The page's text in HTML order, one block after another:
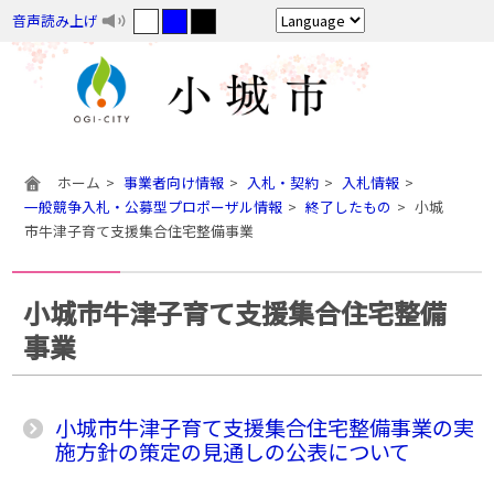
音声読み上げ
ホーム 事業者向け情報 入札・契約
入札情報
一般競争入札・公募型プロポーザル情報
終了したもの
小城
市牛津子育て支援集合住宅整備事業
小城市牛津子育て支援集合住宅整備
事業
小城市牛津子育て支援集合住宅整備事業の実
施方針の策定の見通しの公表について